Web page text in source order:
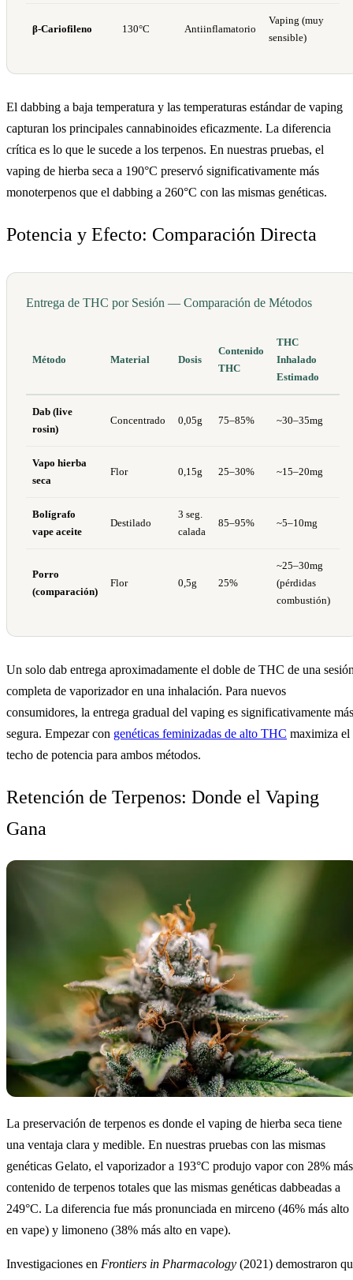
β-Cariofileno 130°C Antiinflamatorio
Vaping (muy
sensible)
El dabbing a baja temperatura y las temperaturas estándar de vaping
capturan los principales cannabinoides eficazmente. La diferencia
crítica es lo que le sucede a los terpenos. En nuestras pruebas, el
vaping de hierba seca a 190°C preservó significativamente más
monoterpenos que el dabbing a 260°C con las mismas genéticas.
Potencia y Efecto: Comparación Directa
Entrega de THC por Sesión — Comparación de Métodos
Método Material Dosis
Contenido
THC
THC
Inhalado
Estimado
Dab (live
rosin)
Concentrado 0,05g 75–85% ~30–35mg
Vapo hierba
seca
Flor 0,15g 25–30% ~15–20mg
Bolígrafo
vape aceite
Destilado
3 seg.
calada
85–95% ~5–10mg
Porro
(comparación)
Flor 0,5g 25%
~25–30mg
(pérdidas
combustión)
Un solo dab entrega aproximadamente el doble de THC de una
completa de vaporizador en una inhalación. Para nuevos
consumidores, la entrega gradual del vaping es significativamente más
segura. Empezar con genéticas feminizadas de alto THC maximiza el
techo de potencia para ambos métodos.
Retención de Terpenos: Donde el Vaping
Gana
La preservación de terpenos es donde el vaping de hierba seca tiene
una ventaja clara y medible. En nuestras pruebas con las mismas
genéticas Gelato, el vaporizador a 193°C produjo vapor con 28% más
contenido de terpenos totales que las mismas genéticas dabbeadas a
249°C. La diferencia fue más pronunciada en mirceno (46% más alto
en vape) y limoneno (38% más alto en vape).
Investigaciones en Frontiers in Pharmacology (2021) demostraron